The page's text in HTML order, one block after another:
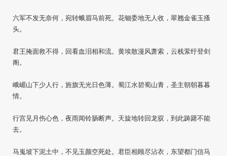
六军不发无奈何，宛转蛾眉马前死。花钿委地无人收，翠翘金雀玉搔
头。
君王掩面救不得，回看血泪相和流。黄埃散漫风萧索，云栈萦纡登剑
阁。
峨嵋山下少人行，旌旗无光日色薄。蜀江水碧蜀山青，圣主朝朝暮暮
情。
行宫见月伤心色，夜雨闻铃肠断声。天旋地转回龙驭，到此踌躇不能
去。
马嵬坡下泥土中，不见玉颜空死处。君臣相顾尽沾衣，东望都门信马